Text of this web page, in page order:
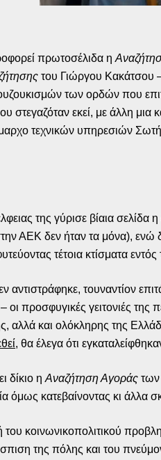
πρωτοσέλιδα η
του Γιώργου Κακάτσου
των ορδών που
στεγαζόταν εκεί, με άλλη
τεχνικών υπηρεσιών
της γύρισε βίαια
ΑΕΚ δεν ήταν τα μόνα), ενώ
τέτοια κτίσματα εντός
τουναντίον
προσφυγικές γειτονιές της
αλλά και ολόκληρης της
, θα έλεγα ότι
δίκιο η Αναζήτηση Αγοράς των
όμως κατεβαίνοντας κι άλλα
του κοινωνικοπολιτικού
της πόλης και του